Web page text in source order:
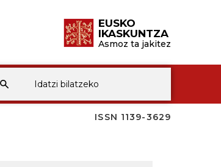
EUSKO
IKASKUNTZA
Asmoz ta jakitez
ISSN 1139-3629